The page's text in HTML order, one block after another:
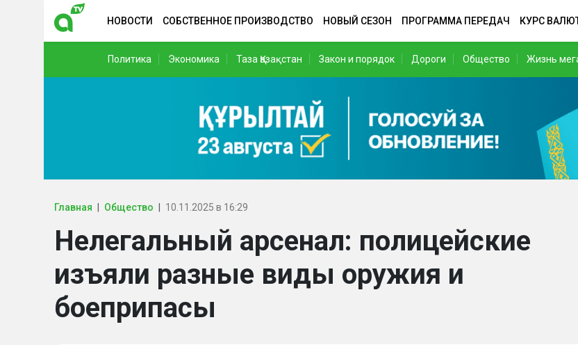
НОВОСТИ СОБСТВЕННОЕ ПРОИЗВОДСТВО НОВЫЙ СЕЗОН ПРОГРАММА ПЕРЕДАЧ КУРС
Политика Экономика Таза Қазақстан Закон и порядок Дороги Общество Жизнь
Главная Общество 10.11.2025 в 16:29
Нелегальный арсенал: полицейские
изъяли разные виды оружия и
боеприпасы